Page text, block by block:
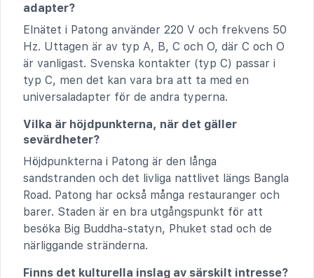
adapter?
Elnätet i Patong använder 220 V och frekvens 50
Hz. Uttagen är av typ A, B, C och O, där C och O
är vanligast. Svenska kontakter (typ C) passar i
typ C, men det kan vara bra att ta med en
universaladapter för de andra typerna.
Vilka är höjdpunkterna, när det gäller
sevärdheter?
Höjdpunkterna i Patong är den långa
sandstranden och det livliga nattlivet längs Bangla
Road. Patong har också många restauranger och
barer. Staden är en bra utgångspunkt för att
besöka Big Buddha-statyn, Phuket stad och de
närliggande stränderna.
Finns det kulturella inslag av särskilt intresse?